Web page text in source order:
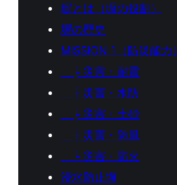
塀とは（塀の役割）
塀の歴史
MISSION 1（防災能力）
├ 災害・耐震
├ 災害・水防
├ 災害・土砂
├ 災害・防風
└ 災害・防火
浸水防止塀